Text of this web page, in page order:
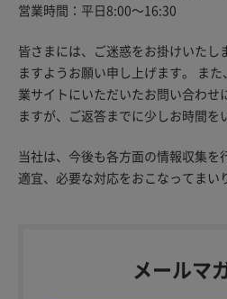
営業時間：平日8:00～16:30
皆さまには、ご迷惑をお掛けいたし
ますようお願い申し上げます。 ま
業サイトにいただいたお問い合わせ
ますが、ご返答までに少しお時間を
当社は、今後も各方面の情報収集を
適宜、必要な対応をおこなってまい
メールマ